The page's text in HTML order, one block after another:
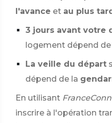
l'avance et au plus
3 jours avant votre
logement dépend de
La veille du départ
dépend de la
En utilisant
inscrire à l'opération